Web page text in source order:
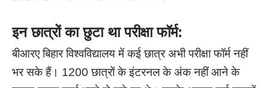
इन छात्रों का छुटा था परीक्षा फॉर्म:
बीआरए बिहार विश्वविद्यालय में कई छात्र अभी परीक्षा फॉर्म नहीं
भर सके हैं। 1200 छात्रों के इंटरनल के अंक नहीं आने के